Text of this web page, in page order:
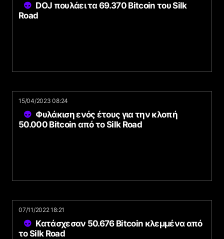
DOJ πουλάει τα 69.370 Bitcoin του Silk
Road
15/04/2023 08:24
Φυλάκιση ενός έτους για την κλοπή
50.000 Bitcoin από το Silk Road
07/11/2022 18:21
Κατάσχεσαν 50.676 Bitcoin κλεμμένα από
το Silk Road